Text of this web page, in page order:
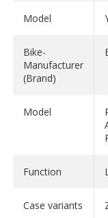
● ไม่กินพื้นที่
ขนาด : 33 x 9.5 x
ความจุ : 4.2 ลิตร
หมายเหตุ ควรถอ
ไม่สามารถติดตั้งกั
Model
Bike-
Manufacturer
(Brand)
Model
Function
Case variants